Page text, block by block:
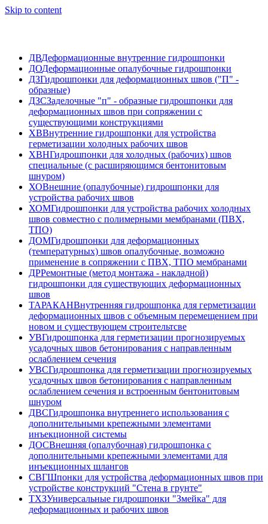
Skip to content
ДВДеформационные внутренние гидрошпонки
ДОДеформационные опалубочные гидрошпонки
ДЗГидрошпонки для деформационных швов ("П" -
образные)
ДЗСЗаделочные "п" - образные гидрошпонки для
деформационных швов при сопряжении с
существующими конструкциями
ХВВнутренние гидрошпонки для устройства
герметизации холодных рабочих швов
ХВНГидрошпонки для холодных (рабочих) швов
специальные (с расширяющимся бентонитовым
шнуром)
ХОВнешние (опалубочные) гидрошпонки для
устройства рабочих швов
ХОМГидрошпонки для устройства рабочих холодных
швов совместно с полимерными мембранами (ПВХ,
ТПО)
ДОМГидрошпонки для деформационных
(температурных) швов опалубочные, возможно
применение в сопряжении с ПВХ, ТПО мембранами
ДРРемонтные (метод монтажа - накладной)
гидрошпонки для существующих деформационных
швов
ТАРАКАНВнутренняя гидрошпонка для герметизации
деформационных швов с объемным перемещением при
новом и существующем строительтсве
УВГидрошпонка для герметизации прогнозируемых
усадочных швов бетонирования с направленным
ослаблением сечения
УВСГидрошпонка для герметизации прогнозируемых
усадочных швов бетонирования с направленным
ослаблением сечения и встроенным бентонитовым
шнуром
ДВСГидрошпонка внутреннего использования с
дополнительными крепежными элементами
инъекционной системы
ДОСВнешняя (опалубочная) гидрошпонка с
дополнительными крепежными элементами для
инъекционных шлангов
СВГШпонки для устройства деформационных швов при
устройстве конструкций "Стена в грунте"
ТХЗУниверсальные гидрошпонки "Змейка" для
деформационных и рабочих швов